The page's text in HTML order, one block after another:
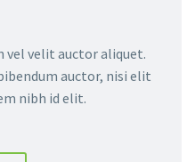
vel velit auctor aliquet.
auctor, nisi elit
nibh id elit.